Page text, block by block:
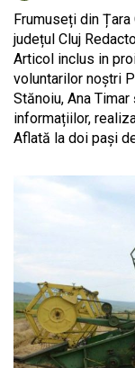
Frumuseți din
județul Cluj
Articol inclus in
voluntarilor noștri
Stănoiu, Ana
informațiilor,
Aflată la doi pași